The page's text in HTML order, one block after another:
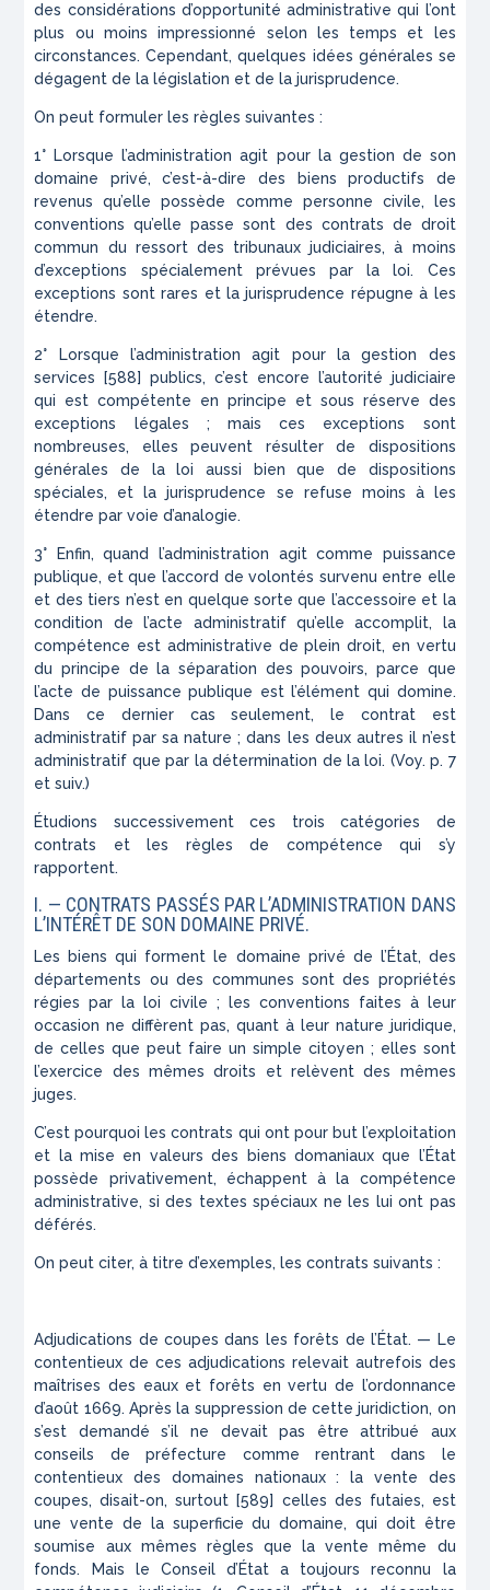
des considérations d’opportunité administrative qui l’ont
plus ou moins impressionné selon les temps et les
circonstances. Cependant, quelques idées générales se
dégagent de la législation et de la jurisprudence.
On peut formuler les règles suivantes :
1° Lorsque l’administration agit pour la gestion de son
domaine privé, c’est-à-dire des biens productifs de
revenus qu’elle possède comme personne civile, les
conventions qu’elle passe sont des contrats de droit
commun du ressort des tribunaux judiciaires, à moins
d’exceptions spécialement prévues par la loi. Ces
exceptions sont rares et la jurisprudence répugne à les
étendre.
2° Lorsque l’administration agit pour la gestion des
services [588] publics, c’est encore l’autorité judiciaire
qui est compétente en principe et sous réserve des
exceptions légales ; mais ces exceptions sont
nombreuses, elles peuvent résulter de dispositions
générales de la loi aussi bien que de dispositions
spéciales, et la jurisprudence se refuse moins à les
étendre par voie d’analogie.
3° Enfin, quand l’administration agit comme puissance
publique, et que l’accord de volontés survenu entre elle
et des tiers n’est en quelque sorte que l’accessoire et la
condition de l’acte administratif qu’elle accomplit, la
compétence est administrative de plein droit, en vertu
du principe de la séparation des pouvoirs, parce que
l’acte de puissance publique est l’élément qui domine.
Dans ce dernier cas seulement, le contrat est
administratif par sa nature ; dans les deux autres il n’est
administratif que par la détermination de la loi. (Voy. p. 7
et suiv.)
Étudions successivement ces trois catégories de
contrats et les règles de compétence qui s’y
rapportent.
I. — CONTRATS PASSÉS PAR L’ADMINISTRATION DANS
L’INTÉRÊT DE SON DOMAINE PRIVÉ.
Les biens qui forment le domaine privé de l’État, des
départements ou des communes sont des propriétés
régies par la loi civile ; les conventions faites à leur
occasion ne diffèrent pas, quant à leur nature juridique,
de celles que peut faire un simple citoyen ; elles sont
l’exercice des mêmes droits et relèvent des mêmes
juges.
C’est pourquoi les contrats qui ont pour but l’exploitation
et la mise en valeurs des biens domaniaux que l’État
possède privativement, échappent à la compétence
administrative, si des textes spéciaux ne les lui ont pas
déférés.
On peut citer, à titre d’exemples, les contrats suivants :
Adjudications de coupes dans les forêts de l’État. — Le
contentieux de ces adjudications relevait autrefois des
maîtrises des eaux et forêts en vertu de l’ordonnance
d’août 1669. Après la suppression de cette juridiction, on
s’est demandé s’il ne devait pas être attribué aux
conseils de préfecture comme rentrant dans le
contentieux des domaines nationaux : la vente des
coupes, disait-on, surtout [589] celles des futaies, est
une vente de la superficie du domaine, qui doit être
soumise aux mêmes règles que la vente même du
fonds. Mais le Conseil d’État a toujours reconnu la